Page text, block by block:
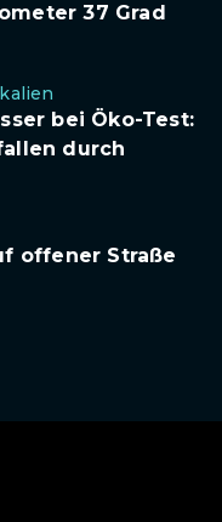
37 Grad
bei Öko-Test:
durch
offener Straße